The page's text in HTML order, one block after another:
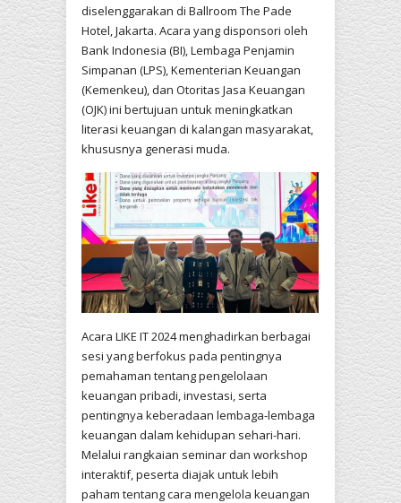
diselenggarakan di Ballroom The Pade
Hotel, Jakarta. Acara yang disponsori oleh
Bank Indonesia (BI), Lembaga Penjamin
Simpanan (LPS), Kementerian Keuangan
(Kemenkeu), dan Otoritas Jasa Keuangan
(OJK) ini bertujuan untuk meningkatkan
literasi keuangan di kalangan masyarakat,
khususnya generasi muda.
Acara LIKE IT 2024 menghadirkan berbagai
sesi yang berfokus pada pentingnya
pemahaman tentang pengelolaan
keuangan pribadi, investasi, serta
pentingnya keberadaan lembaga-lembaga
keuangan dalam kehidupan sehari-hari.
Melalui rangkaian seminar dan workshop
interaktif, peserta diajak untuk lebih
paham tentang cara mengelola keuangan